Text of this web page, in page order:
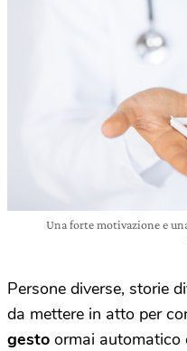
Una forte motivazione e
Persone diverse, storie
da mettere in atto per
gesto ormai automatico